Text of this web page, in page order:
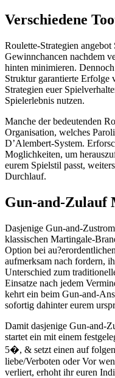
Verschiedene
Roulette-Strategien
Gewinnchancen nachdem
hinten minimieren.
Struktur garantierte Erfolge
Strategien euer
Spielerlebnis nutzen.
Manche der bedeutenden
Organisation, welches
D’Alembert-System.
Moglichkeiten, um
eurem Spielstil passt,
Durchlauf.
Gun-and-Zulauf
Dasjenige Gun-and-
klassischen Martingale-
Option bei
aufmerksam nach fordern,
Unterschied zum
Einsatze nach jedem
kehrt ein beim Gun-and-
sofortig dahinter eurem
Damit dasjenige Gun-and-
startet ein mit einem
5�, & setzt einen auf
liebe/Verboten oder Vor
verliert, erhoht ihr euren